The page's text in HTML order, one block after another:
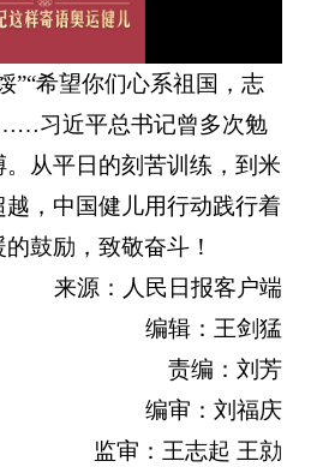
”“希望你们心系祖国，志
习近平总书记曾多次勉
从平日的刻苦训练，到米
，中国健儿用行动践行着
鼓励，致敬奋斗！
来源：人民日报客户端
编辑：王剑猛
责编：刘芳
编审：刘福庆
监审：王志起 王勍